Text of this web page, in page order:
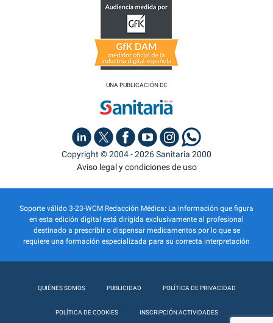
UNA PUBLICACIÓN DE
Copyright © 2004 - 2026 Sanitaria 2000
Aviso legal y condiciones de uso
Soporte válido 3-23-WCM Redacción Médica: La información que figura
en esta edición digital está dirigida exclusivamente al profesional
destinado a prescribir o dispensar medicamentos por lo que se
requiere una formación especializada para su correcta interpretación
QUIÉNES SOMOS PUBLICIDAD POLÍTICA DE PRIVACIDAD
POLÍTICA DE COOKIES INSCRIPCIÓN ACTIVIDADES